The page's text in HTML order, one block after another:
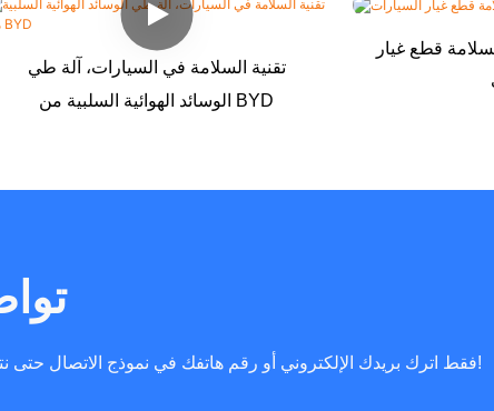
تقنية السلامة في السيارات، آلة طي
الوسائد الهوائية السلبية من BYD
لسلامة قطع غيار
فقط اترك بريدك الإلكتروني أو رقم هاتفك في نموذج الاتصال حتى نتمكن من إرسال عرض أسعار مجاني لك لمجموعة واسعة من التصميمات لدينا!